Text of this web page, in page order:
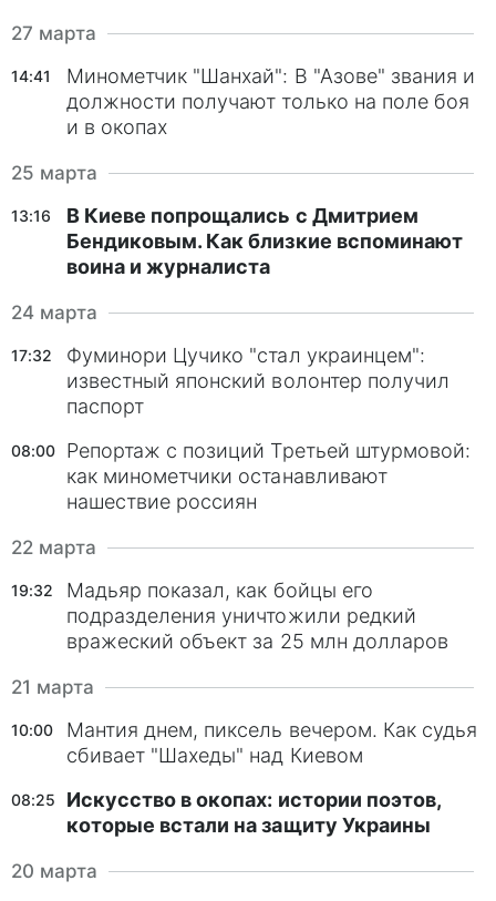
27 марта
14:41
Минометчик "Шанхай": В "Азове" звания и
должности получают только на поле боя
и в окопах
25 марта
13:16
В Киеве попрощались с Дмитрием
Бендиковым. Как близкие вспоминают
воина и журналиста
24 марта
17:32
Фуминори Цучико "стал украинцем":
известный японский волонтер получил
паспорт
08:00
Репортаж с позиций Третьей штурмовой:
как минометчики останавливают
нашествие россиян
22 марта
19:32
Мадьяр показал, как бойцы его
подразделения уничтожили редкий
вражеский объект за 25 млн долларов
21 марта
10:00
Мантия днем, пиксель вечером. Как судья
сбивает "Шахеды" над Киевом
08:25
Искусство в окопах: истории поэтов,
которые встали на защиту Украины
20 марта